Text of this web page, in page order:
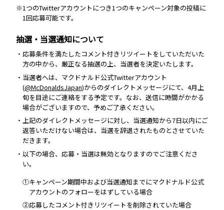
※1つのTwitterアカウントにつき1つのキャンペーン対象の投稿に
1回応募可能です。
抽選・当選通知について
・応募条件を満たしたコメント付きリツイートをしていただいた
方の中から、厳正なる抽選の上、当選者を決定いたします。
・当選者へは、マクドナルド公式Twitterアカウント
(@McDonaldsJapan)からのダイレクトメッセージにて、4月上
旬を目途にご連絡をする予定です。なお、送信に時間がかかる
場合がございますので、予めご了承ください。
・上記のダイレクトメッセージに対し、当選通知から7日以内にご
返答いただけない場合は、当選を辞退されたものとさせていた
だきます。
・以下の場合、応募・当選は無効となりますのでご注意くださ
い。
①キャンペーン期間中および当選通知までにマクドナルド公式
アカウントのフォローをはずしている場合
②応募したコメント付きリツイートを削除されていた場合